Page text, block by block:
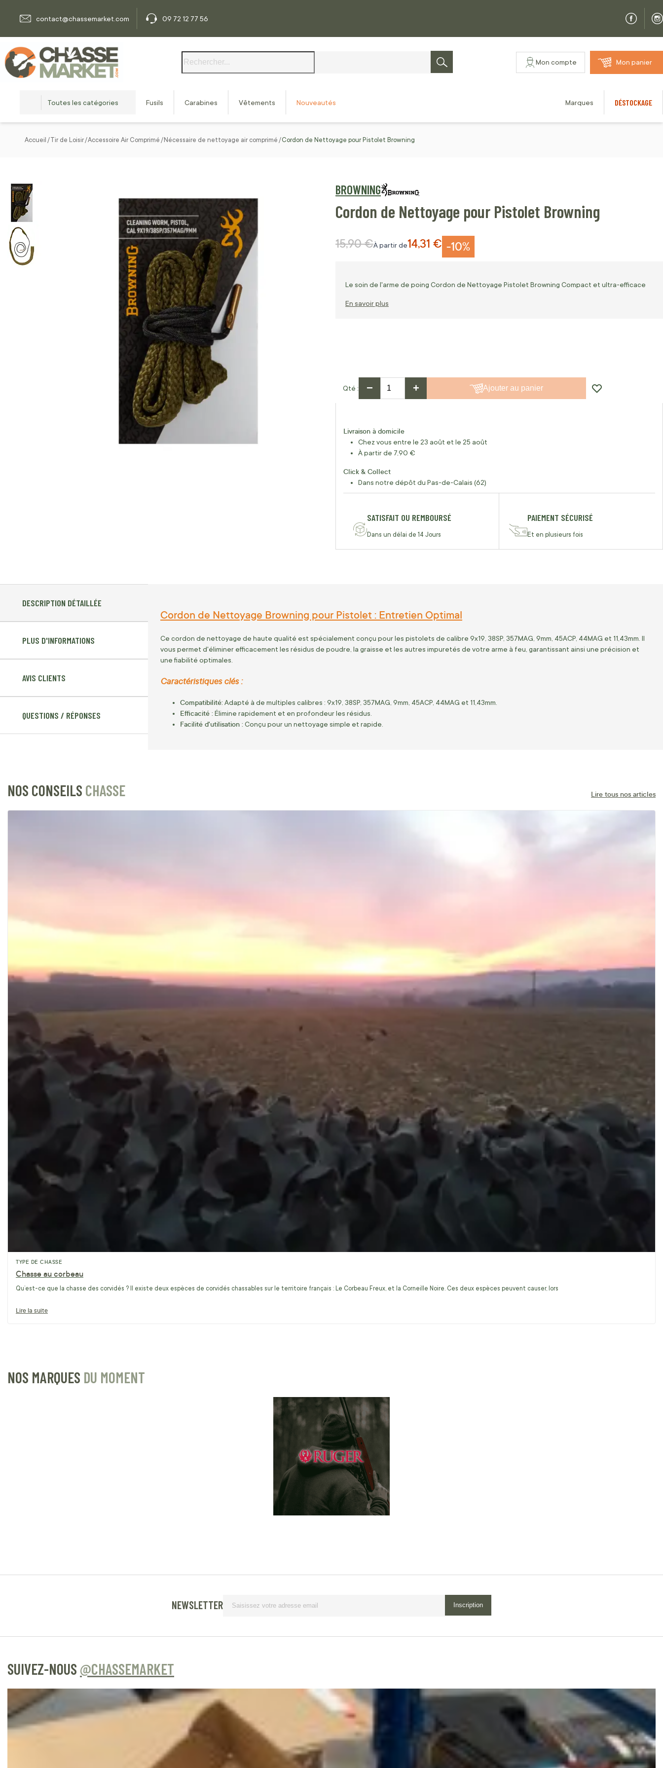
contact@chassemarket.com
09 72 12 77 56
Rechercher
Mon compte Mon panier
Toutes les catégories Fusils Carabines Vêtements Nouveautés Marques DÉSTOCKAGE
Accueil Tir de Loisir Accessoire Air Comprimé Nécessaire de nettoyage air comprimé Cordon de Nettoyage pour Pistolet Browning
BROWNING
Cordon de Nettoyage pour Pistolet Browning
-10%
À partir de14,31 €
Prix normal
15,90 €
Le soin de l'arme de poing Cordon de Nettoyage Pistolet Browning Compact et ultra-efficace
En savoir plus
Qté − + Ajouter au panier
Livraison à domicile
Chez vous entre le 23 août et le 25 août
À partir de 7,90 €
Click & Collect
Dans notre dépôt du Pas-de-Calais (62)
SATISFAIT OU REMBOURSÉ
Dans un délai de 14 Jours
PAIEMENT SÉCURISÉ
Et en plusieurs fois
DESCRIPTION DÉTAILLÉE
PLUS D'INFORMATIONS
AVIS CLIENTS
QUESTIONS / RÉPONSES
Cordon de Nettoyage Browning pour Pistolet : Entretien Optimal
Ce cordon de nettoyage de haute qualité est spécialement conçu pour les pistolets de calibre 9x19, 38SP, 357MAG, 9mm, 45ACP, 44MAG et 11,43mm. Il
vous permet d'éliminer efficacement les résidus de poudre, la graisse et les autres impuretés de votre arme à feu, garantissant ainsi une précision et
une fiabilité optimales.
Caractéristiques clés :
Compatibilité: Adapté à de multiples calibres : 9x19, 38SP, 357MAG, 9mm, 45ACP, 44MAG et 11,43mm.
Efficacité : Élimine rapidement et en profondeur les résidus.
Facilité d'utilisation : Conçu pour un nettoyage simple et rapide.
NOS CONSEILS CHASSE Lire tous nos articles
TYPE DE CHASSE
Chasse au corbeau
Qu’est-ce que la chasse des corvidés ? Il existe deux espèces de corvidés chassables sur le territoire français : Le Corbeau Freux, et la Corneille Noire. Ces deux espèces peuvent causer, lors
Lire la suite
NOS MARQUES DU MOMENT
NEWSLETTER Inscription
SUIVEZ-NOUS @CHASSEMARKET